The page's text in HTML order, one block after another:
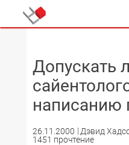
Допускать
написанию
26.11.2000 Дэвид
1451 прочтение